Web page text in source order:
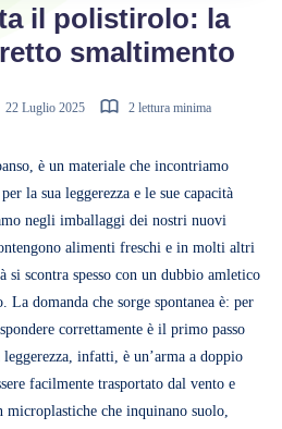
il polistirolo: la
smaltimento
22 Luglio 2025 2 lettura minima
è un materiale che incontriamo
la sua leggerezza e le sue capacità
negli imballaggi dei nostri nuovi
alimenti freschi e in molti altri
scontra spesso con un dubbio amletico
domanda che sorge spontanea è: per
correttamente è il primo passo
infatti, è un’arma a doppio
facilmente trasportato dal vento e
microplastiche che inquinano suolo,